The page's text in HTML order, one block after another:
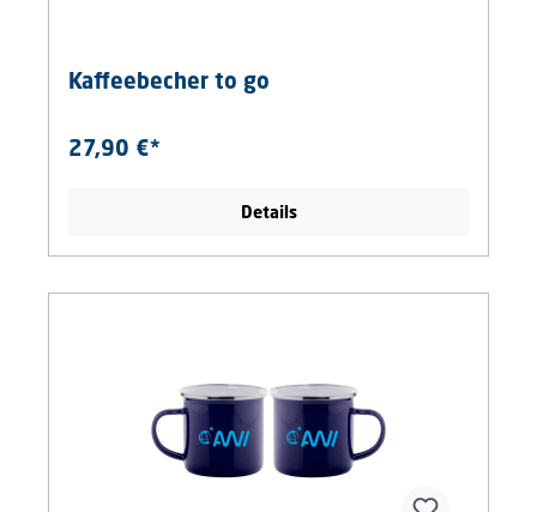
Kaffeebecher to go
27,90 €*
Details